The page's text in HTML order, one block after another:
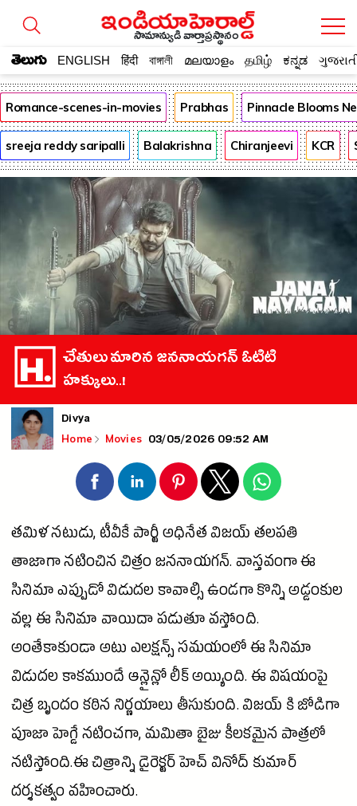
సామాన్యుడి వార్తాప్రస్థానం
తెలుగు ENGLISH हिंदी বাঙ্গালী മലയാളം தமிழ் ಕನ್ನಡ
Romance-scenes-in-movies Prabhas Pinnacle Blooms
sreeja reddy saripalli Balakrishna Chiranjeevi KCR
చేతులు మారిన జననాయగన్ ఓటిటి
హక్కులు..!
Divya
Home Movies 03/05/2026 09:52 AM
తమిళ నటుడు, టీవీకే పార్టీఅధినేతవిజయ్ తలపతి
తాజాగా నటించిన చిత్రం జననాయగన్. వాస్తవంగా ఈ
సినిమాఎప్పుడో విడుదల కావాల్సి ఉండగా కొన్ని అడ్డంకుల
వల్ల ఈ సినిమా వాయిదా పడుతూ వస్తోంది.
అంతేకాకుండా అటు ఎలక్షన్స్సమయంలో ఈసినిమా
విడుదల కాకముందే ఆన్లైన్లో లీక్ అయ్యింది. ఈ విషయంపై
చిత్ర బృందం కఠిన నిర్ణయాలు తీసుకుంది. విజయ్ కి జోడిగా
పూజా హెగ్డే నటించగా, మమితా బైజు కీలకమైన పాత్రలో
నటిస్తోంది.ఈ చిత్రాన్నిడైరెక్టర్ హెచ్ వినోద్ కుమార్
దర్శకత్వం వహించారు.